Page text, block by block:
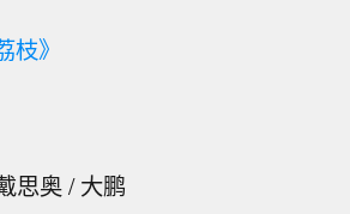
枝》
思奥 / 大鹏